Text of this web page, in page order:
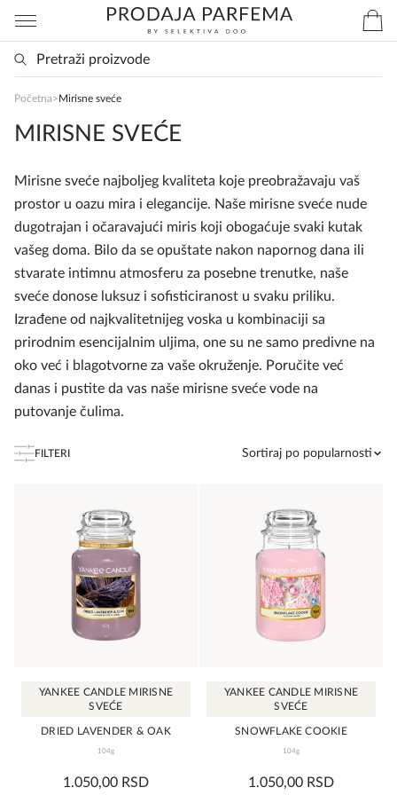
Početna> Mirisne sveće
MIRISNE SVEĆE
Mirisne sveće najboljeg kvaliteta koje preobražavaju vaš
prostor u oazu mira i elegancije. Naše mirisne sveće nude
dugotrajan i očaravajući miris koji obogaćuje svaki kutak
vašeg doma. Bilo da se opuštate nakon napornog dana ili
stvarate intimnu atmosferu za posebne trenutke, naše
sveće donose luksuz i sofisticiranost u svaku priliku.
Izrađene od najkvalitetnijeg voska u kombinaciji sa
prirodnim esencijalnim uljima, one su ne samo predivne na
oko već i blagotvorne za vaše okruženje. Poručite već
danas i pustite da vas naše mirisne sveće vode na
putovanje čulima.
FILTERI Sortiraj po popularnosti
YANKEE CANDLE MIRISNE
SVEĆE
DRIED LAVENDER & OAK
104g
0,0
1.050,00 RSD
YANKEE CANDLE MIRISNE
SVEĆE
SNOWFLAKE COOKIE
104g
0,0
1.050,00 RSD
SlađanAi Asistent
Zdravo, tu sam da Vam pomognem da
sva ostala pitanja?